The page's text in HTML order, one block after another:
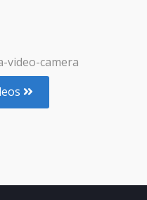
video-camera